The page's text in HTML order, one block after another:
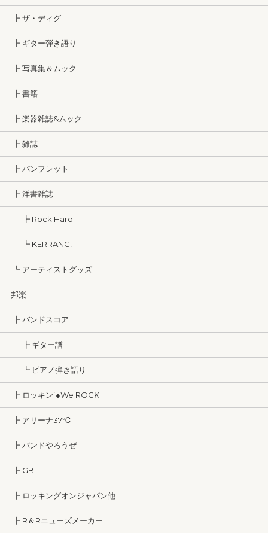
┣ ザ・ディグ
┣ ギター弾き語り
┣ 写真集＆ムック
┣ 書籍
┣ 楽器雑誌&ムック
┣ 雑誌
┣ パンフレット
┣ 洋書雑誌
┣ Rock Hard
┗ KERRANG!
┗ アーティストグッズ
邦楽
┣ バンドスコア
┣ ギター譜
┗ ピアノ弾き語り
┣ ロッキンf●We ROCK
┣ アリーナ37℃
┣ バンドやろうぜ
┣ GB
┣ ロッキングオンジャパン他
┣ R＆Rニューズメーカー